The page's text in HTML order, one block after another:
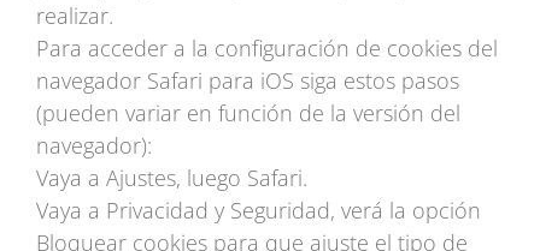
realizar.
Para acceder a la configuración de cookies del
navegador Safari para iOS siga estos pasos
(pueden variar en función de la versión del
navegador):
Vaya a Ajustes, luego Safari.
Vaya a Privacidad y Seguridad, verá la opción
Bloquear cookies para que ajuste el tipo de